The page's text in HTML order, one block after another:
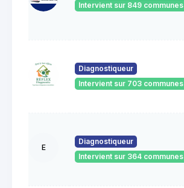
Intervient sur 849 communes
Diagnostiqueur
Intervient sur 703 communes
E
Diagnostiqueur
Intervient sur 364 communes